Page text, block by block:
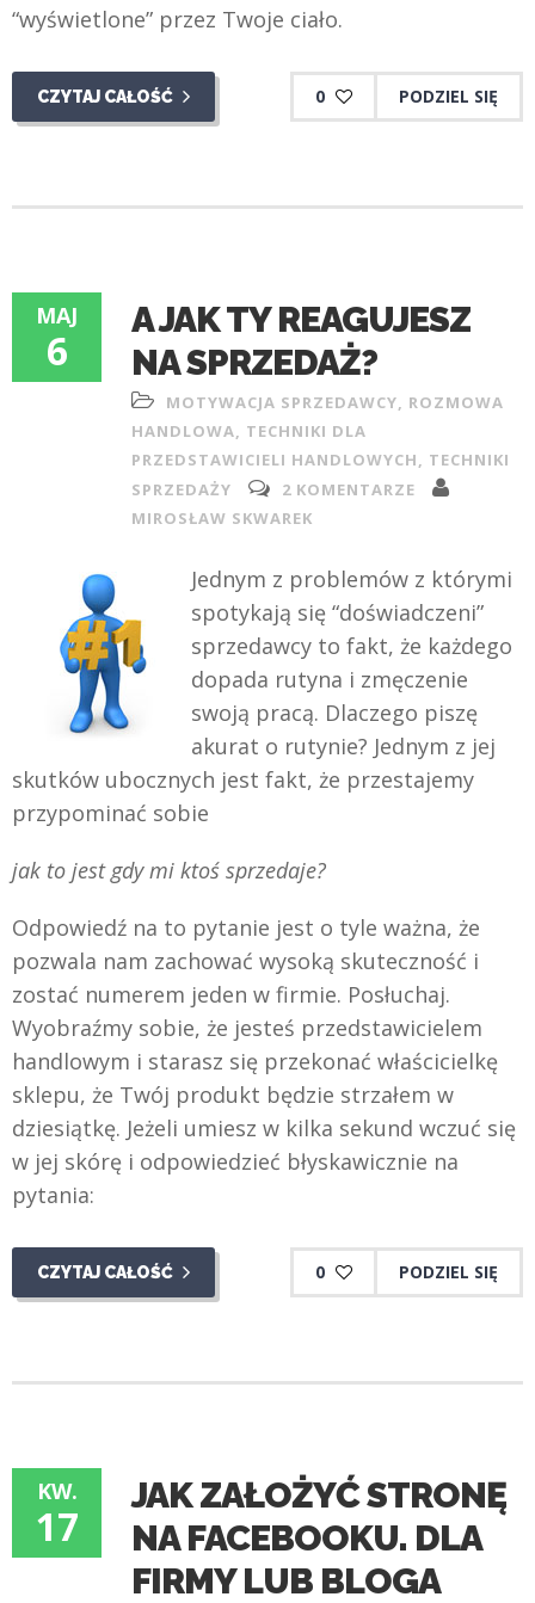
“wyświetlone” przez Twoje ciało.
CZYTAJ CAŁOŚĆ 0 PODZIEL SIĘ
MAJ
6
A JAK TY REAGUJESZ
NA SPRZEDAŻ?
MOTYWACJA SPRZEDAWCY, ROZMOWA
HANDLOWA, TECHNIKI DLA
PRZEDSTAWICIELI HANDLOWYCH, TECHNIKI
SPRZEDAŻY
2 KOMENTARZE
MIROSŁAW SKWAREK
Jednym z problemów z którymi
spotykają się “doświadczeni”
sprzedawcy to fakt, że każdego
dopada rutyna i zmęczenie
swoją pracą. Dlaczego piszę
akurat o rutynie? Jednym z jej
skutków ubocznych jest fakt, że przestajemy
przypominać sobie
jak to jest gdy mi ktoś sprzedaje?
Odpowiedź na to pytanie jest o tyle ważna, że
pozwala nam zachować wysoką skuteczność i
zostać numerem jeden w firmie. Posłuchaj.
Wyobraźmy sobie, że jesteś przedstawicielem
handlowym i starasz się przekonać właścicielkę
sklepu, że Twój produkt będzie strzałem w
dziesiątkę. Jeżeli umiesz w kilka sekund wczuć się
w jej skórę i odpowiedzieć błyskawicznie na
pytania:
CZYTAJ CAŁOŚĆ 0 PODZIEL SIĘ
KW.
17
JAK ZAŁOŻYĆ STRONĘ
NA FACEBOOKU. DLA
FIRMY LUB BLOGA